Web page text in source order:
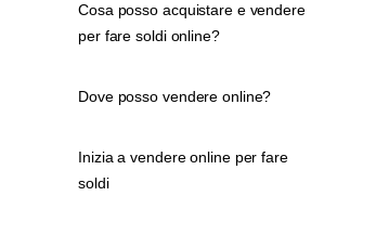
Cosa posso acquistare e vendere
per fare soldi online?
Dove posso vendere online?
Inizia a vendere online per fare
soldi